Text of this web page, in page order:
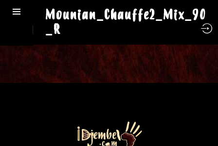
Mounian_Chauffe2_Mix_90
_R